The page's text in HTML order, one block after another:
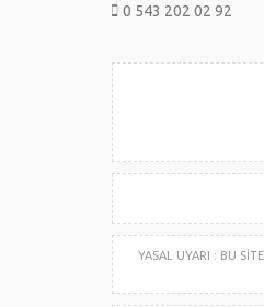
0 543 202 02 92
YASAL UYARI : BU